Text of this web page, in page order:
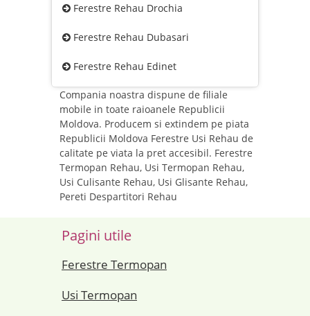
Ferestre Rehau Drochia
Ferestre Rehau Dubasari
Ferestre Rehau Edinet
Compania noastra dispune de filiale
mobile in toate raioanele Republicii
Moldova. Producem si extindem pe piata
Republicii Moldova Ferestre Usi Rehau de
calitate pe viata la pret accesibil. Ferestre
Termopan Rehau, Usi Termopan Rehau,
Usi Culisante Rehau, Usi Glisante Rehau,
Pereti Despartitori Rehau
Pagini utile
Ferestre Termopan
Usi Termopan